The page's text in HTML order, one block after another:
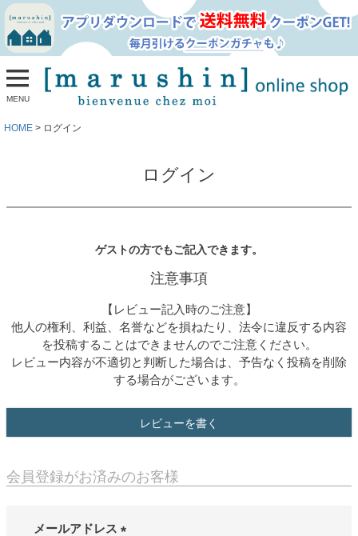
MENU
HOME ログイン
ログイン
ゲストの方でもご記入できます。
注意事項
【レビュー記入時のご注意】
他人の権利、利益、名誉などを損ねたり、法令に違反する内容
を投稿することはできませんのでご注意ください。
レビュー内容が不適切と判断した場合は、予告なく投稿を削除
する場合がございます。
レビューを書く
会員登録がお済みのお客様
メールアドレス